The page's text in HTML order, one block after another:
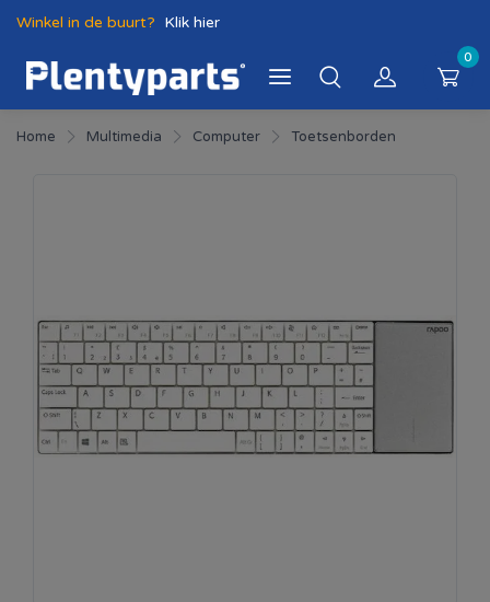
Winkel in de buurt? Klik hier
0
Home Multimedia Computer Toetsenborden